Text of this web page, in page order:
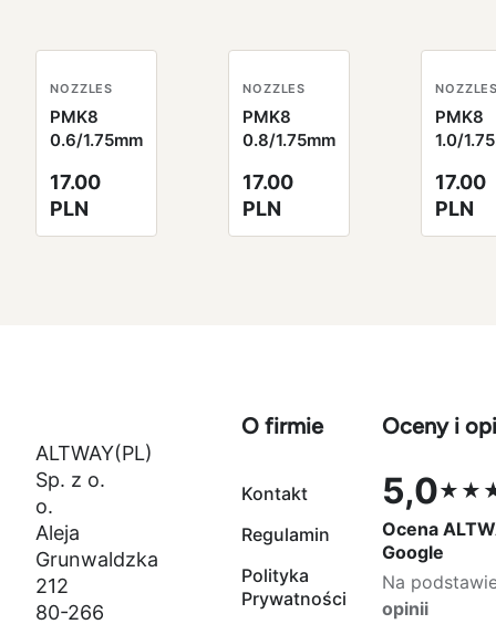
NOZZLES
PMK8
0.6/1.75mm
17.00
PLN
NOZZLES
PMK8
0.8/1.75mm
17.00
PLN
PMK8
1.0/
17.00
PLN
ALTWAY(PL)
Sp. z o.
o.
Aleja
Grunwaldzka
212
80-266
O firmie
Kontakt
Regulamin
Polityka
Prywatności
Oceny i
5,0
Ocena 5,0
Ocena
Google
Na
opinii